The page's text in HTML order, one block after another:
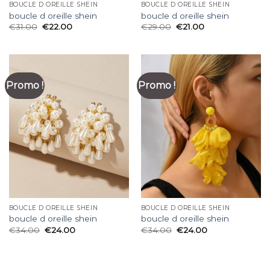
BOUCLE D OREILLE SHEIN
boucle d oreille shein
€31.00 €22.00
BOUCLE D OREILLE SHEIN
boucle d oreille shein
€29.00 €21.00
Promo !
BOUCLE D OREILLE SHEIN
boucle d oreille shein
€34.00 €24.00
Promo !
BOUCLE D OREILLE SHEIN
boucle d oreille shein
€34.00 €24.00